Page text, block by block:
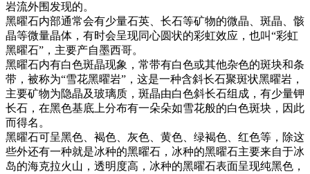
岩流外围发现的。
黑曜石内部通常会有少量石英、长石等矿物的微晶、斑晶、骸
晶等微量晶体，有时会呈现同心圆状的彩虹效应，也叫“彩虹
黑曜石”，主要产自墨西哥。
黑曜石内有白色斑晶现象，常带有白色或其他杂色的斑块和条
带，被称为“雪花黑曜岩”，这是一种含斜长石聚斑状黑曜岩，
主要矿物为隐晶及玻璃质，斑晶由白色斜长石组成，有少量钾
长石，在黑色基底上分布有一朵朵如雪花般的白色斑块，因此
而得名。
黑曜石可呈黑色、褐色、灰色、黄色、绿褐色、红色等，除这
些外还有一种就是冰种的黑曜石，冰种的黑曜石主要来自于冰
岛的海克拉火山，透明度高，冰种的黑曜石表面呈现纯黑色，